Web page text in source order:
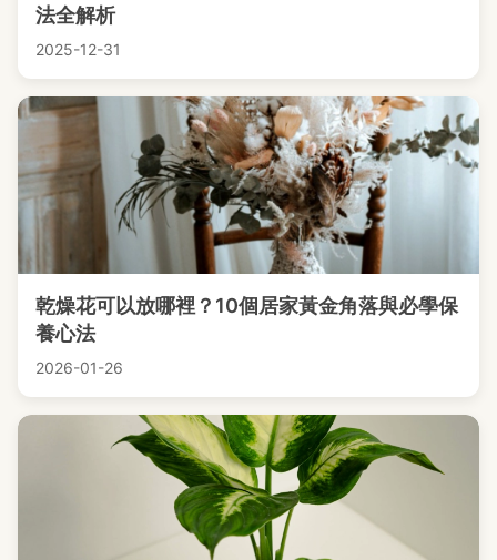
法全解析
2025-12-31
乾燥花可以放哪裡？10個居家黃金角落與必學保
養心法
2026-01-26